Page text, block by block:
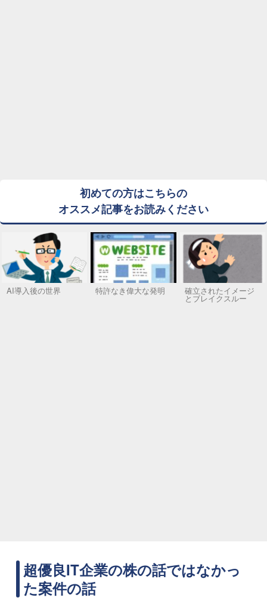
初めての方はこちらの
オススメ記事をお読みください
AI導入後の世界 特許なき偉大な発明 確立されたイメージ
とブレイクスルー
超優良IT企業の株の話ではなかっ
た案件の話